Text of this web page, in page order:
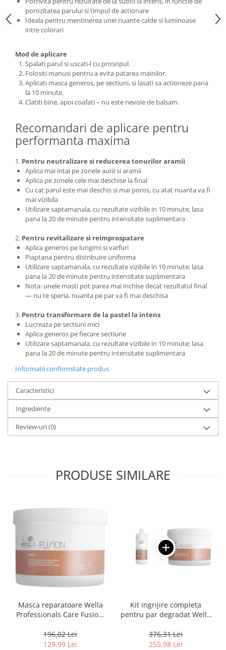
porozitatea parului si timpul de actionare
Ideala pentru mentinerea unei nuante calde si luminoase
intre colorari
Mod de aplicare
Spalati parul si uscati-l cu prosopul.
Folositi manusi pentru a evita patarea mainilor.
Aplicati masca generos, pe sectiuni, si lasati sa actioneze pana
la 10 minute.
Clatiti bine, apoi coafati – nu este nevoie de balsam.
Recomandari de aplicare pentru
performanta maxima
1. Pentru neutralizare si reducerea tonurilor aramii
Aplica mai intai pe zonele aurii si aramii
Aplica pe zonele cele mai deschise la final
Cu cat parul este mai deschis si mai poros, cu atat nuanta va fi
mai vizibila
Utilizare saptamanala, cu rezultate vizibile in 10 minute; lasa
pana la 20 de minute pentru intensitate suplimentara
2. Pentru revitalizare si reimprospatare
Aplica generos pe lungimi si varfuri
Piaptana pentru distribuire uniforma
Utilizare saptamanala, cu rezultate vizibile in 10 minute; lasa
pana la 20 de minute pentru intensitate suplimentara
Nota: unele masti pot parea mai inchise decat rezultatul final
— nu te speria, nuanta pe par va fi mai deschisa
3. Pentru transformare de la pastel la intens
Lucreaza pe sectiuni mici
Aplica generos pe fiecare sectiune
Utilizare saptamanala, cu rezultate vizibile in 10 minute; lasa
pana la 20 de minute pentru intensitate suplimentara
Informatii conformitate produs
Caracteristici
Ingrediente
Review-uri(0)
PRODUSE SIMILARE
Masca reparatoare Wella
Professionals Care Fusion,
196,02 Lei
129,99 Lei
Kit ingrijire completa
pentru par degradat Wella
Salon Size
376,31 Lei
255,98 Lei